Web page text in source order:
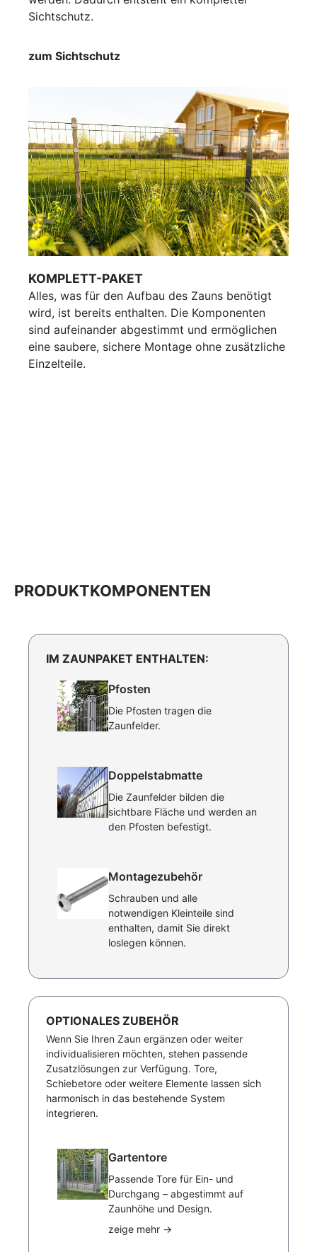
Sichtschutz.
zum Sichtschutz
KOMPLETT-PAKET
Alles, was für den Aufbau des Zauns benötigt
wird, ist bereits enthalten. Die Komponenten
sind aufeinander abgestimmt und ermöglichen
eine saubere, sichere Montage ohne zusätzliche
Einzelteile.
PRODUKTKOMPONENTEN
IM ZAUNPAKET ENTHALTEN:
Pfosten
Die Pfosten tragen die
Zaunfelder.
Doppelstabmatte
Die Zaunfelder bilden die
sichtbare Fläche und werden an
den Pfosten befestigt.
Montagezubehör
Schrauben und alle
notwendigen Kleinteile sind
enthalten, damit Sie direkt
loslegen können.
OPTIONALES ZUBEHÖR
Wenn Sie Ihren Zaun ergänzen oder weiter
individualisieren möchten, stehen passende
Zusatzlösungen zur Verfügung. Tore,
Schiebetore oder weitere Elemente lassen sich
harmonisch in das bestehende System
integrieren.
Gartentore
Passende Tore für Ein- und
Durchgang – abgestimmt auf
Zaunhöhe und Design.
zeige mehr →